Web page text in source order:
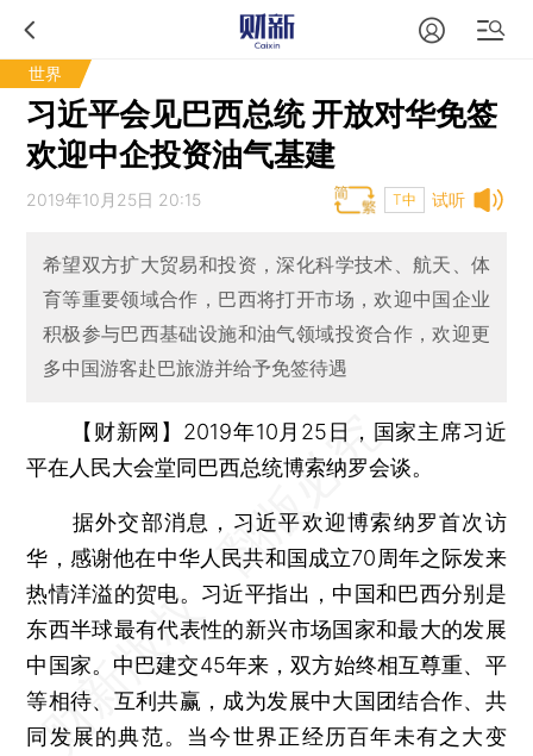
世界
习近平会见巴西总统 开放对华免签
欢迎中企投资油气基建
试听
2019年10月25日 20:15 T中
希望双方扩大贸易和投资，深化科学技术、航天、体
育等重要领域合作，巴西将打开市场，欢迎中国企业
积极参与巴西基础设施和油气领域投资合作，欢迎更
多中国游客赴巴旅游并给予免签待遇
【财新网】 2019年10月25日，国家主席习近
平在人民大会堂同巴西总统博索纳罗会谈。
据外交部消息，习近平欢迎博索纳罗首次访
华，感谢他在中华人民共和国成立70周年之际发来
热情洋溢的贺电。习近平指出，中国和巴西分别是
东西半球最有代表性的新兴市场国家和最大的发展
中国家。中巴建交45年来，双方始终相互尊重、平
等相待、互利共赢，成为发展中大国团结合作、共
同发展的典范。当今世界正经历百年未有之大变